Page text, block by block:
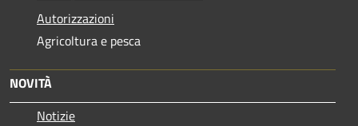
Autorizzazioni
Agricoltura e pesca
NOVITÀ
Notizie